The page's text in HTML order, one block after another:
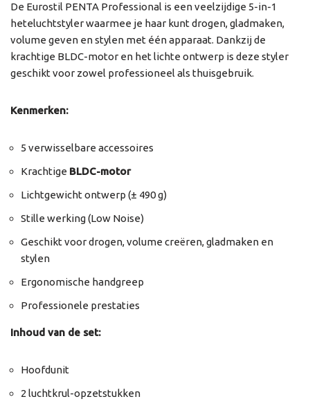
De Eurostil PENTA Professional is een veelzijdige 5-in-1
heteluchtstyler waarmee je haar kunt drogen, gladmaken,
volume geven en stylen met één apparaat. Dankzij de
krachtige BLDC-motor en het lichte ontwerp is deze styler
geschikt voor zowel professioneel als thuisgebruik.
Kenmerken:
5 verwisselbare accessoires
Krachtige BLDC-motor
Lichtgewicht ontwerp (± 490 g)
Stille werking (Low Noise)
Geschikt voor drogen, volume creëren, gladmaken en
stylen
Ergonomische handgreep
Professionele prestaties
Inhoud van de set:
Hoofdunit
2 luchtkrul-opzetstukken